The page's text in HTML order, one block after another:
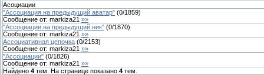
Асоциации
"Ассоциация на предыдущий аватар" (0/1859)
Сообщение от: markiza21 »»
"Ассоциации на предыдущий ник" (0/1870)
Сообщение от: markiza21 »»
Ассоциативная цепочка (0/2153)
Сообщение от: markiza21 »»
"Ассоциации" (0/1826)
Сообщение от: markiza21 »»
Найдено 4 тем. На странице показано 4 тем.